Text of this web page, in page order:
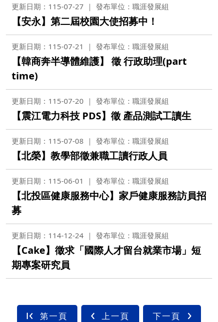
更新日期：115-07-27 發布單位：職涯發展組
【安永】第二屆校園大使招募中！
更新日期：115-07-21 發布單位：職涯發展組
【韓商奔半導體維護】 徵 行政助理(part
time)
更新日期：115-07-20 發布單位：職涯發展組
【震江電力科技 PDS】徵 產品測試工讀生
更新日期：115-07-08 發布單位：職涯發展組
【北榮】教學部徵兼職工讀行政人員
更新日期：115-06-01 發布單位：職涯發展組
【北投區健康服務中心】家戶健康服務訪員招
募
更新日期：114-12-24 發布單位：職涯發展組
【Cake】徵求「國際人才留台就業市場」短
期專案研究員
第一頁 上一頁 下一頁